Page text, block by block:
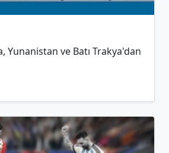
Yunanistan ve Batı Trakya'dan